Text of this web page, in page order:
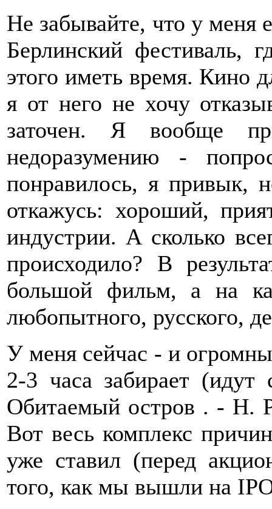
Не забывайте, что у меня
Берлинский
этого иметь время. Кино
я от него не хочу
заточен. Я вообще
недоразумению -
понравилось, я привык,
откажусь: хороший,
индустрии. А сколько
происходило? В
большой фильм, а на
любопытного, русского,
У меня сейчас - и
2-3 часа забирает
Обитаемый остров . - Н.
Вот весь комплекс
уже ставил (перед
того, как мы вышли на